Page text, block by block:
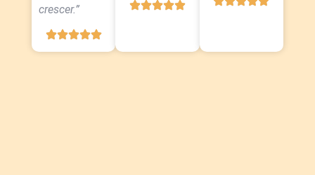
crescer.”